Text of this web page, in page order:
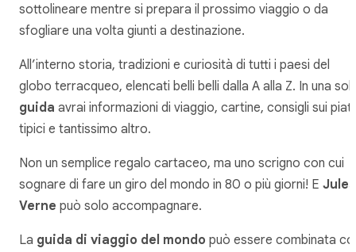
sottolineare mentre si prepara il prossimo viaggio o da
sfogliare una volta giunti a destinazione.
All’interno storia, tradizioni e curiosità di tutti i paesi del
globo terracqueo, elencati belli belli dalla A alla Z. In una
guida avrai informazioni di viaggio, cartine, consigli sui
tipici e tantissimo altro.
Non un semplice regalo cartaceo, ma uno scrigno con cui
sognare di fare un giro del mondo in 80 o più giorni! E Jules
Verne può solo accompagnare.
La guida di viaggio del mondo può essere combinata